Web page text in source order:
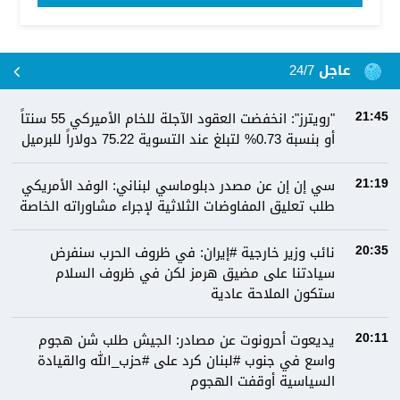
عاجل 24/7
21:45
"رويترز": انخفضت العقود الآجلة للخام الأميركي 55 سنتاً
أو بنسبة 0.73% لتبلغ عند التسوية 75.22 دولاراً للبرميل
21:19
سي إن إن عن مصدر دبلوماسي لبناني: الوفد الأمريكي
طلب تعليق المفاوضات الثلاثية لإجراء مشاوراته الخاصة
20:35
نائب وزير خارجية #إيران: في ظروف الحرب سنفرض
سيادتنا على مضيق هرمز لكن في ظروف السلام
ستكون الملاحة عادية
20:11
يديعوت أحرونوت عن مصادر: الجيش طلب شن هجوم
واسع في جنوب #لبنان كرد على #حزب_الله والقيادة
السياسية أوقفت الهجوم